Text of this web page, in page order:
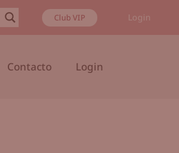
Club VIP Login
Contacto Login